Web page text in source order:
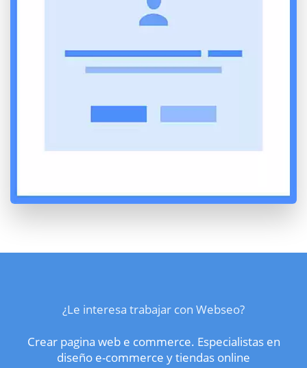
¿Le interesa trabajar con Webseo?
Crear pagina web e commerce. Especialistas en
diseño e-commerce y tiendas online